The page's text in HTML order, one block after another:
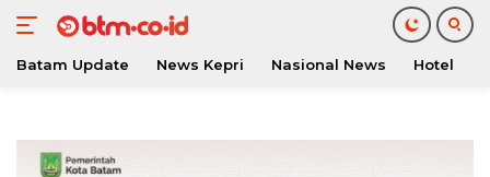
konten
Batam Update News Kepri Nasional News Hotel